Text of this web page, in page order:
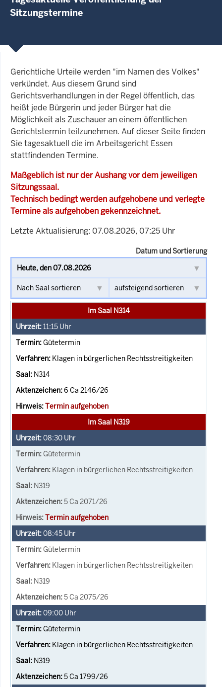
Sitzungstermine
Gerichtliche Urteile werden "im Namen des Volkes"
verkündet. Aus diesem Grund sind
Gerichtsverhandlungen in der Regel öffentlich, das
heißt jede Bürgerin und jeder Bürger hat die
Möglichkeit als Zuschauer an einem öffentlichen
Gerichtstermin teilzunehmen. Auf dieser Seite finden
Sie tagesaktuell die im Arbeitsgericht Essen
stattfindenden Termine.
Maßgeblich ist nur der Aushang vor dem jeweiligen
Sitzungssaal.
Technisch bedingt werden aufgehobene und verlegte
Termine als aufgehoben gekennzeichnet.
Letzte Aktualisierung: 07.08.2026, 07:25 Uhr
Datum und Sortierung
Im Saal N314
11:15 Uhr
Gütetermin
Klagen in bürgerlichen Rechtsstreitigkeiten
N314
6 Ca 2146/26
Termin aufgehoben
Im Saal N319
08:30 Uhr
Gütetermin
Klagen in bürgerlichen Rechtsstreitigkeiten
N319
5 Ca 2071/26
Termin aufgehoben
08:45 Uhr
Gütetermin
Klagen in bürgerlichen Rechtsstreitigkeiten
N319
5 Ca 2075/26
09:00 Uhr
Gütetermin
Klagen in bürgerlichen Rechtsstreitigkeiten
N319
5 Ca 1799/26